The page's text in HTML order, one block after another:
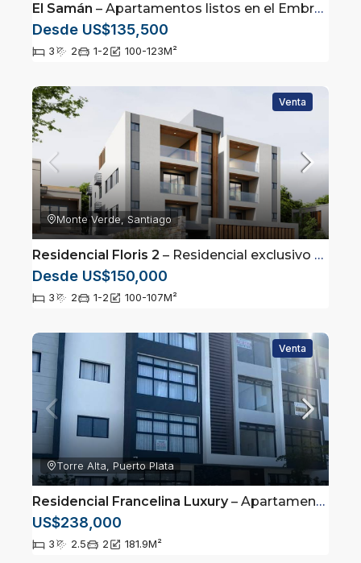
El Samán – Apartamentos listos en el Embrujo lll, Santiago a la venta
Desde US$135,500
3 2 1-2 100-123M²
Venta
Monte Verde, Santiago
Residencial Floris 2 – Residencial exclusivo ubicado en Monte Verde, Santiago
Desde US$150,000
3 2 1-2 100-107M²
Venta
Torre Alta, Puerto Plata
Residencial Francelina Luxury– Apartamento en 2do nivel ubicado en Urbanización, Torre Alta, Puerto Plata
US$238,000
3 2.5 2 181.9M²